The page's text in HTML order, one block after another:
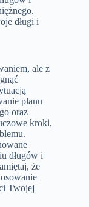
długi i
ale z
planu
oraz
kroki,
długów i
że
Twojej